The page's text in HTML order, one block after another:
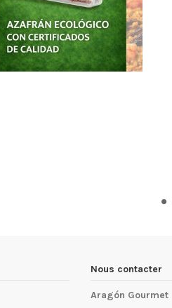
Nous contacter
Aragón Gourmet